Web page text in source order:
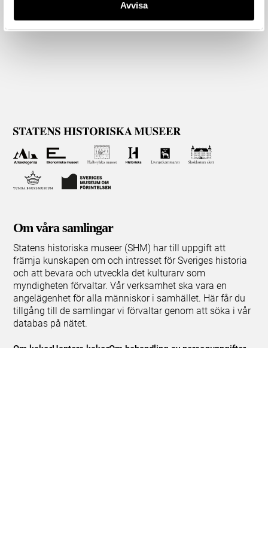
Avvisa
Om våra samlingar
Statens historiska museer (SHM) har till uppgift att
främja kunskapen om och intresset för Sveriges historia
och att bevara och utveckla det kulturarv som
myndigheten förvaltar. Vår verksamhet ska vara en
angelägenhet för alla människor i samhället. Här får du
tillgång till de samlingar vi förvaltar genom att söka i vår
databas på nätet.
Om kakorHantera kakorOm behandling av personuppgifter